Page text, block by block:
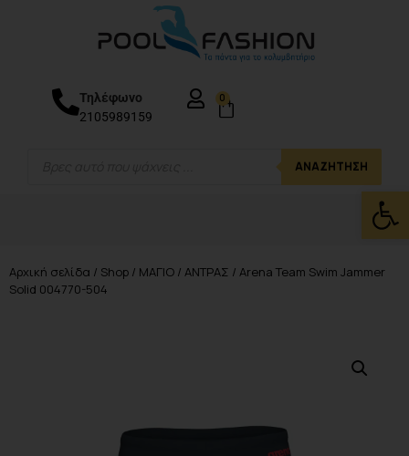
ΑΝΑΖΉΤΗΣΗ
Τηλέφωνο
2105989159
0
Αρχική σελίδα / Shop / ΜΑΓΙΟ / ΑΝΤΡΑΣ / Arena Team Swim Jammer
Solid 004770-504